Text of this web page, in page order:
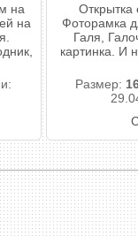
на
на
Фоторамка
Галя,
картинка. И
Размер: